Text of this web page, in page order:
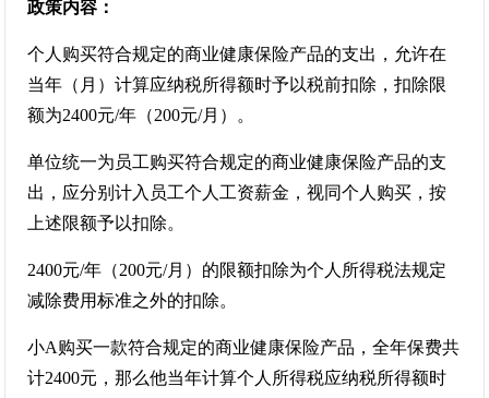
政策内容：
个人购买符合规定的商业健康保险产品的支出，允许在
当年（月）计算应纳税所得额时予以税前扣除，扣除限
额为2400元/年（200元/月）。
单位统一为员工购买符合规定的商业健康保险产品的支
出，应分别计入员工个人工资薪金，视同个人购买，按
上述限额予以扣除。
2400元/年（200元/月）的限额扣除为个人所得税法规定
减除费用标准之外的扣除。
小A购买一款符合规定的商业健康保险产品，全年保费共
计2400元，那么他当年计算个人所得税应纳税所得额时